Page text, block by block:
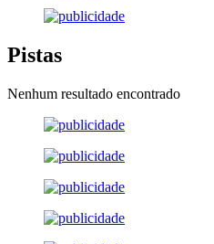
Pistas
Nenhum resultado encontrado